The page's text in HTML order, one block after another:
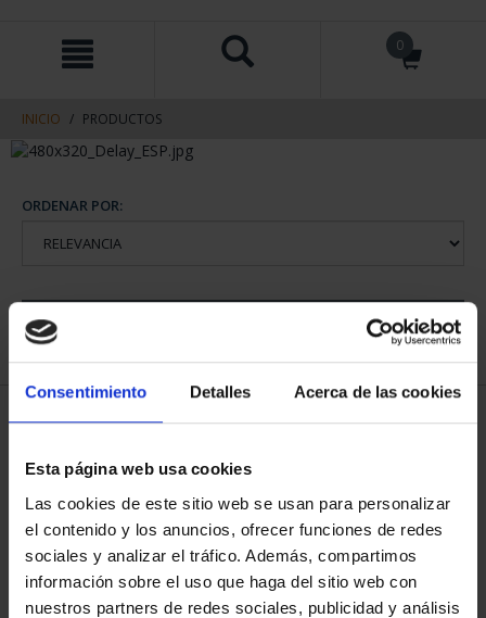
Consentimiento Detalles Acerca de las cookies
Esta página web usa cookies
Las cookies de este sitio web se usan para personalizar
el contenido y los anuncios, ofrecer funciones de redes
sociales y analizar el tráfico. Además, compartimos
información sobre el uso que haga del sitio web con
nuestros partners de redes sociales, publicidad y análisis
contenido
navegacin
0
INICIO PRODUCTOS
ORDENAR POR:
1 Productos encontrados